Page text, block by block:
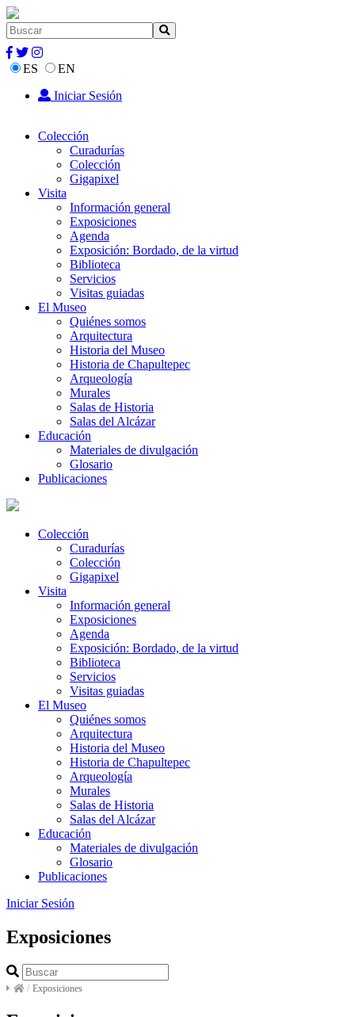
ES
EN
Iniciar Sesión
Colección
Curadurías
Colección
Gigapixel
Visita
Información general
Exposiciones
Agenda
Exposición: Bordado, de la virtud
Biblioteca
Servicios
Visitas guiadas
El Museo
Quiénes somos
Arquitectura
Historia del Museo
Historia de Chapultepec
Arqueología
Murales
Salas de Historia
Salas del Alcázar
Educación
Materiales de divulgación
Glosario
Publicaciones
Colección
Curadurías
Colección
Gigapixel
Visita
Información general
Exposiciones
Agenda
Exposición: Bordado, de la virtud
Biblioteca
Servicios
Visitas guiadas
El Museo
Quiénes somos
Arquitectura
Historia del Museo
Historia de Chapultepec
Arqueología
Murales
Salas de Historia
Salas del Alcázar
Educación
Materiales de divulgación
Glosario
Publicaciones
Iniciar Sesión
Exposiciones
/ Exposiciones